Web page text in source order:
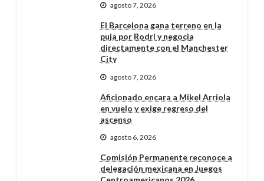
agosto 7, 2026
El Barcelona gana terreno en la
puja por Rodri y negocia
directamente con el Manchester
City
agosto 7, 2026
Aficionado encara a Mikel Arriola
en vuelo y exige regreso del
ascenso
agosto 6, 2026
Comisión Permanente reconoce a
delegación mexicana en Juegos